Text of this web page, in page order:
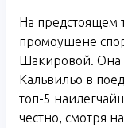
На предстоящем
промоушене
Шакировой.
Кальвильо в
топ-5
честно, смотря